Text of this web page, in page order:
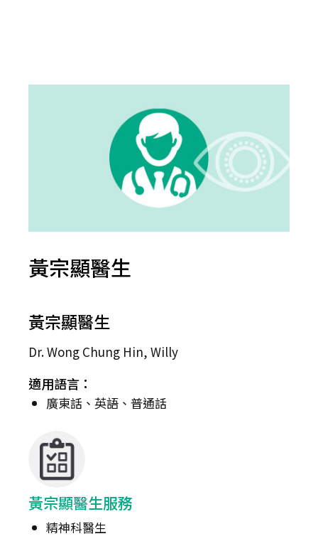
黃宗顯醫生
黃宗顯醫生
Dr. Wong Chung Hin, Willy
適用語言：
廣東話、英語、普通話
黃宗顯醫生服務
精神科醫生